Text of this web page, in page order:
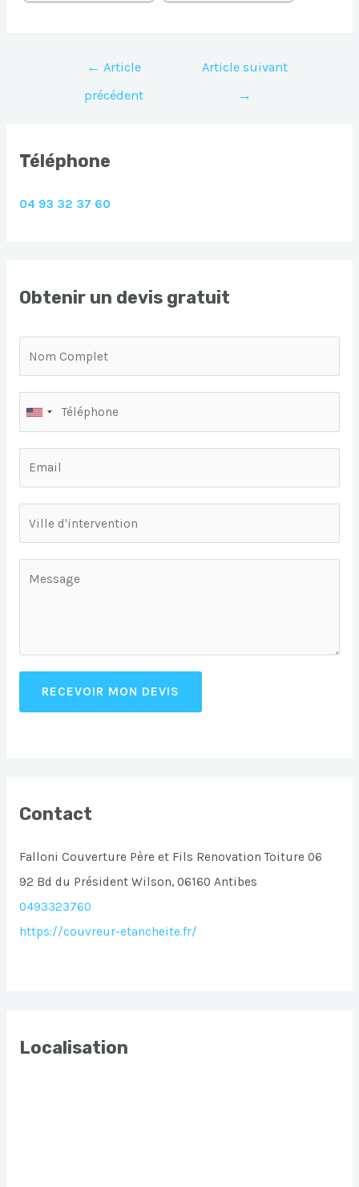
Navigation
l’article
← Article
précédent
Article suivant
→
Téléphone
04 93 32 37 60
Obtenir un devis gratuit
RECEVOIR MON DEVIS
Contact
Falloni Couverture Père et Fils Renovation Toiture 06
92 Bd du Président Wilson, 06160 Antibes
0493323760
https://couvreur-etancheite.fr/
Localisation